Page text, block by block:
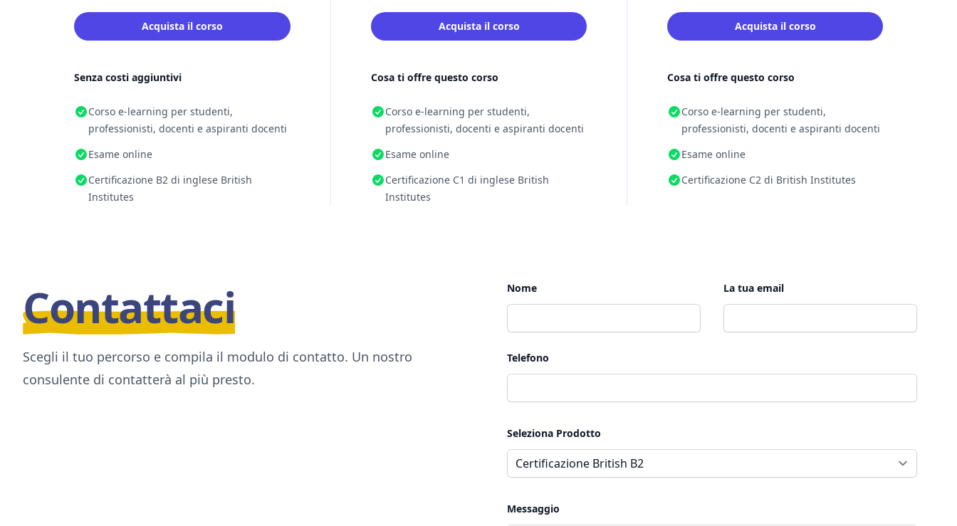
Acquista il corso
Senza costi aggiuntivi
Corso e-learning per studenti,
professionisti, docenti e aspiranti docenti
Esame online
Certificazione B2 di inglese British
Institutes
Acquista il corso
Cosa ti offre questo corso
Corso e-learning per studenti,
professionisti, docenti e aspiranti docenti
Esame online
Certificazione C1 di inglese British
Institutes
Acquista il corso
Cosa ti offre questo corso
Corso e-learning per studenti,
professionisti, docenti e aspiranti docenti
Esame online
Certificazione C2 di British Institutes
Contattaci
Scegli il tuo percorso e compila il modulo di contatto. Un nostro
consulente di contatterà al più presto.
Nome La tua email
Telefono
Seleziona Prodotto
Messaggio